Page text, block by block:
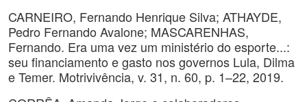
CARNEIRO, Fernando Henrique Silva; ATHAYDE,
Pedro Fernando Avalone; MASCARENHAS,
Fernando. Era uma vez um ministério do esporte...:
seu financiamento e gasto nos governos Lula, Dilma
e Temer. Motrivivência, v. 31, n. 60, p. 1–22, 2019.